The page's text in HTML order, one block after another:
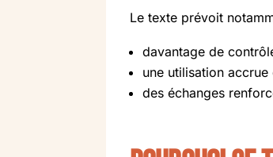
Le texte prévoit
davantage de
une utilisation
des échanges